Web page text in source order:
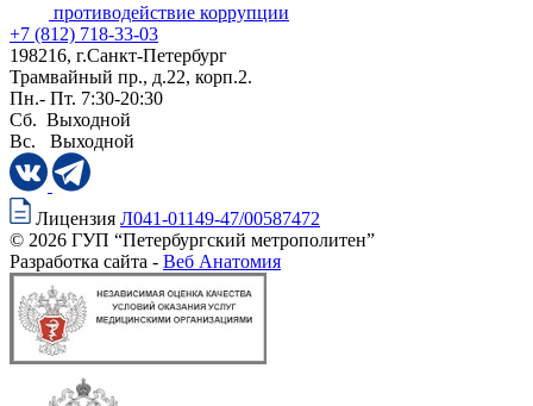
противодействие коррупции
+7 (812) 718-33-03
198216, г.Санкт-Петербург
Трамвайный пр., д.22, корп.2.
Пн.- Пт. 7:30-20:30
Сб. Выходной
Вс. Выходной
Лицензия Л041-01149-47/00587472
© 2026 ГУП “Петербургский метрополитен”
Разработка сайта - Веб Анатомия